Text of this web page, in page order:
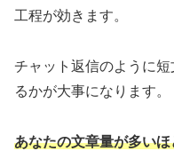
工程が効きます。
チャット返信のように
るかが大事になります。
あなたの文章量が多い